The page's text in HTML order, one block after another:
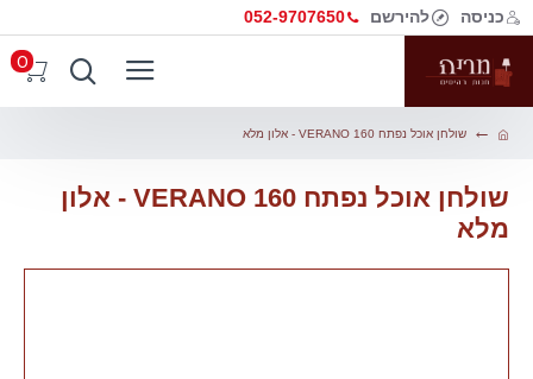
כניסה להירשם 052-9707650
0
שולחן אוכל נפתח VERANO 160 - אלון מלא
שולחן אוכל נפתח VERANO 160 - אלון
מלא